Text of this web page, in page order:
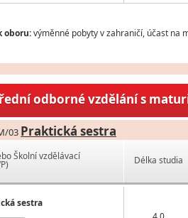
oboru:výměnné pobyty v zahraničí, účast na
odborné vzdělání s
03 Praktická sestra
Školní vzdělávací
sestra
Délka studia